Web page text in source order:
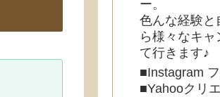
ー。
色んな経験と
ら様々なキ
て行きます♪
■Instagram
■Yahooクリ